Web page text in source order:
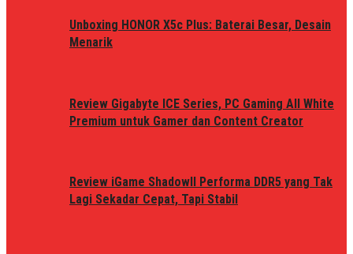
Unboxing HONOR X5c Plus: Baterai Besar, Desain
Menarik
Review Gigabyte ICE Series, PC Gaming All White
Premium untuk Gamer dan Content Creator
Review iGame ShadowII Performa DDR5 yang Tak
Lagi Sekadar Cepat, Tapi Stabil